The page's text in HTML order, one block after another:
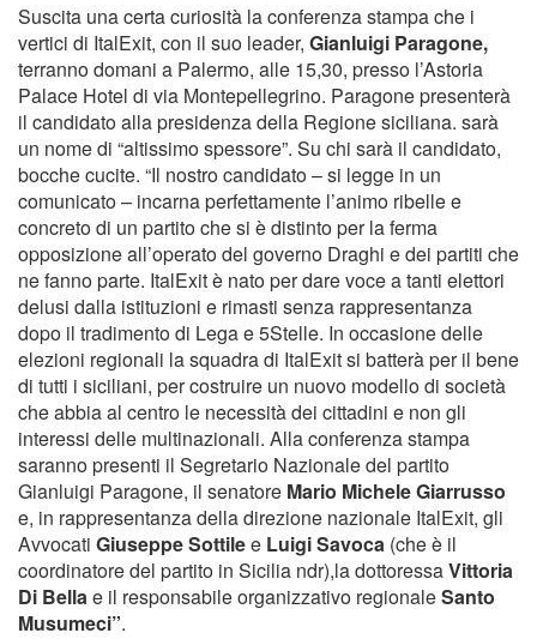
Suscita una certa curiosità la conferenza stampa che i
vertici di ItalExit, con il suo leader, Gianluigi Paragone,
terranno domani a Palermo, alle 15,30, presso l’Astoria
Palace Hotel di via Montepellegrino. Paragone presenterà
il candidato alla presidenza della Regione siciliana. sarà
un nome di “altissimo spessore”. Su chi sarà il candidato,
bocche cucite. “Il nostro candidato – si legge in un
comunicato – incarna perfettamente l’animo ribelle e
concreto di un partito che si è distinto per la ferma
opposizione all’operato del governo Draghi e dei partiti che
ne fanno parte. ItalExit è nato per dare voce a tanti elettori
delusi dalla istituzioni e rimasti senza rappresentanza
dopo il tradimento di Lega e 5Stelle. In occasione delle
elezioni regionali la squadra di ItalExit si batterà per il bene
di tutti i siciliani, per costruire un nuovo modello di società
che abbia al centro le necessità dei cittadini e non gli
interessi delle multinazionali. Alla conferenza stampa
saranno presenti il Segretario Nazionale del partito
Gianluigi Paragone, il senatore Mario Michele Giarrusso
e, in rappresentanza della direzione nazionale ItalExit, gli
Avvocati Giuseppe Sottilee Luigi Savoca (che è il
coordinatore del partito in Sicilia ndr),la dottoressaVittoria
Di Bellae il responsabile organizzativo regionaleSanto
Musumeci”.